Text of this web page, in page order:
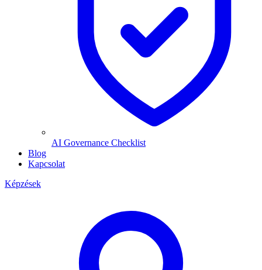
AI Governance Checklist
Blog
Kapcsolat
Képzések